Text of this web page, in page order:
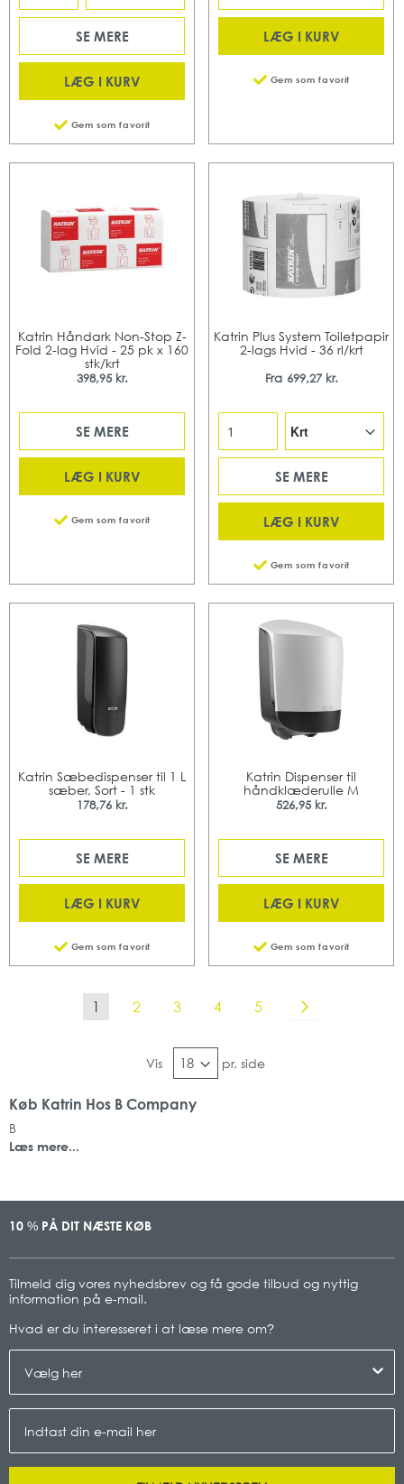
SE MERE
LÆG I KURV
Gem som favorit
LÆG I KURV
Gem som favorit
Katrin Håndark Non-Stop Z-
Fold 2-lag Hvid - 25 pk x 160
stk/krt
398,95 kr.
SE MERE
LÆG I KURV
Gem som favorit
Katrin Plus System Toiletpapir
2-lags Hvid - 36 rl/krt
Fra 699,27 kr.
SE MERE
LÆG I KURV
Gem som favorit
Katrin Sæbedispenser til 1 L
sæber, Sort - 1 stk
178,76 kr.
SE MERE
LÆG I KURV
Gem som favorit
Katrin Dispenser til
håndklæderulle M
526,95 kr.
SE MERE
LÆG I KURV
Gem som favorit
SideDu læser i øjeblikket side
1 Side
2 Side
3 Side
4 Side
5
Vis pr. side
Køb Katrin Hos B Company
B
Læs mere...
10 % PÅ DIT NÆSTE KØB
Tilmeld dig vores nyhedsbrev og få gode tilbud og nyttig
information på e-mail.
Hvad er du interesseret i at læse mere om?